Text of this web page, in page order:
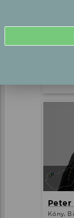
Nyári
Söréd,
Peter
Kóny,